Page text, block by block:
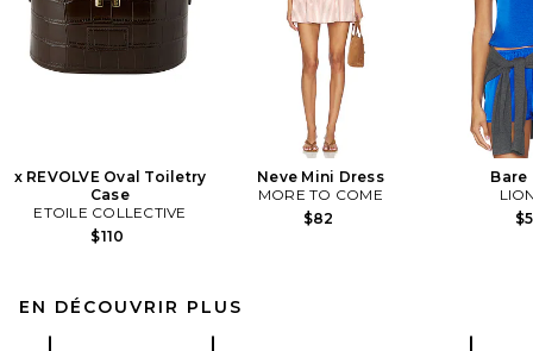
x REVOLVE Oval Toiletry
Case
ETOILE COLLECTIVE
$110
Neve Mini Dress
MORE TO COME
$82
Bare
EN DÉCOUVRIR PLUS